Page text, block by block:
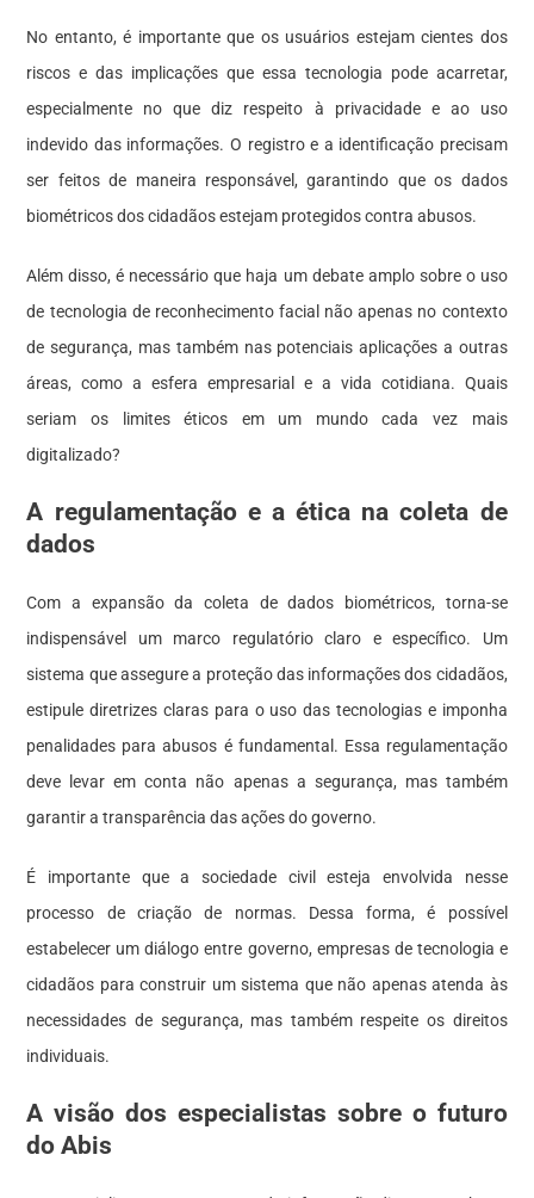
No entanto, é importante que os usuários estejam cientes dos
riscos e das implicações que essa tecnologia pode acarretar,
especialmente no que diz respeito à privacidade e ao uso
indevido das informações. O registro e a identificação precisam
ser feitos de maneira responsável, garantindo que os dados
biométricos dos cidadãos estejam protegidos contra abusos.
Além disso, é necessário que haja um debate amplo sobre o uso
de tecnologia de reconhecimento facial não apenas no contexto
de segurança, mas também nas potenciais aplicações a outras
áreas, como a esfera empresarial e a vida cotidiana. Quais
seriam os limites éticos em um mundo cada vez mais
digitalizado?
A regulamentação e a ética na coleta de
dados
Com a expansão da coleta de dados biométricos, torna-se
indispensável um marco regulatório claro e específico. Um
sistema que assegure a proteção das informações dos cidadãos,
estipule diretrizes claras para o uso das tecnologias e imponha
penalidades para abusos é fundamental. Essa regulamentação
deve levar em conta não apenas a segurança, mas também
garantir a transparência das ações do governo.
É importante que a sociedade civil esteja envolvida nesse
processo de criação de normas. Dessa forma, é possível
estabelecer um diálogo entre governo, empresas de tecnologia e
cidadãos para construir um sistema que não apenas atenda às
necessidades de segurança, mas também respeite os direitos
individuais.
A visão dos especialistas sobre o futuro
do Abis